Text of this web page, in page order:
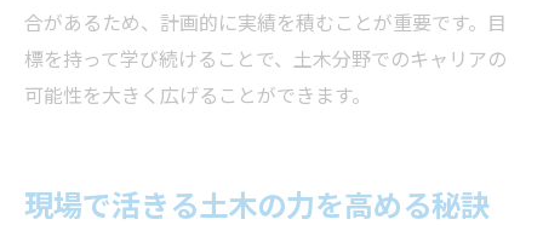
合があるため、計画的に実績を積むことが重要です。目
標を持って学び続けることで、土木分野でのキャリアの
可能性を大きく広げることができます。
現場で活きる土木の力を高める秘訣